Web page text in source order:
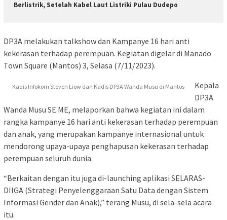
Berlistrik, Setelah Kabel Laut Listriki Pulau Dudepo
DP3A melakukan talkshow dan Kampanye 16 hari anti
kekerasan terhadap perempuan. Kegiatan digelar di Manado
Town Square (Mantos) 3, Selasa (7/11/2023).
Kadis Infokom Steven Liow dan Kadis DP3A Wanda Musu di Mantos
Kepala
DP3A
Wanda Musu SE ME, melaporkan bahwa kegiatan ini dalam
rangka kampanye 16 hari anti kekerasan terhadap perempuan
dan anak, yang merupakan kampanye internasional untuk
mendorong upaya-upaya penghapusan kekerasan terhadap
perempuan seluruh dunia.
“Berkaitan dengan itu juga di-launching aplikasi SELARAS-
DIIGA (Strategi Penyelenggaraan Satu Data dengan Sistem
Informasi Gender dan Anak),” terang Musu, di sela-sela acara
itu.